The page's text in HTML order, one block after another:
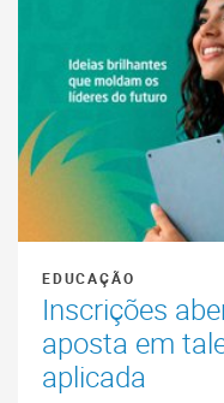
EDUCAÇÃO
Inscrições
aposta em
aplicada